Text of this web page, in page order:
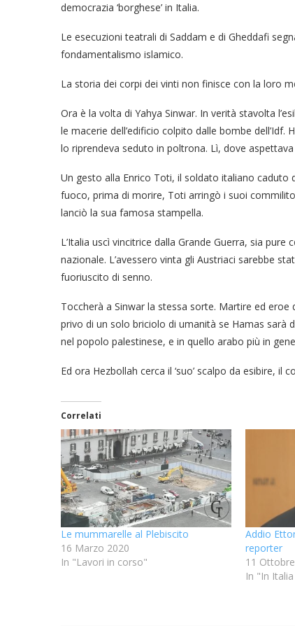
democrazia ‘borghese’ in Italia.
Le esecuzioni teatrali di Saddam e di Gheddafi
fondamentalismo islamico.
La storia dei corpi dei vinti non finisce con la loro
Ora è la volta di Yahya Sinwar. In verità stavolta
le macerie dell’edificio colpito dalle bombe
lo riprendeva seduto in poltrona. Lì, dove
Un gesto alla Enrico Toti, il soldato italiano caduto
fuoco, prima di morire, Toti arringò i suoi
lanciò la sua famosa stampella.
L’Italia uscì vincitrice dalla Grande Guerra, sia
nazionale. L’avessero vinta gli Austriaci sarebbe
fuoriuscito di senno.
Toccherà a Sinwar la stessa sorte. Martire ed
privo di un solo briciolo di umanità se Hamas
nel popolo palestinese, e in quello arabo più in
Ed ora Hezbollah cerca il ‘suo’ scalpo da esibire, il
Correlati
Le mummarelle al Plebiscito
16 Marzo 2020
In "Lavori in corso"
Addio
reporter
11
In "In